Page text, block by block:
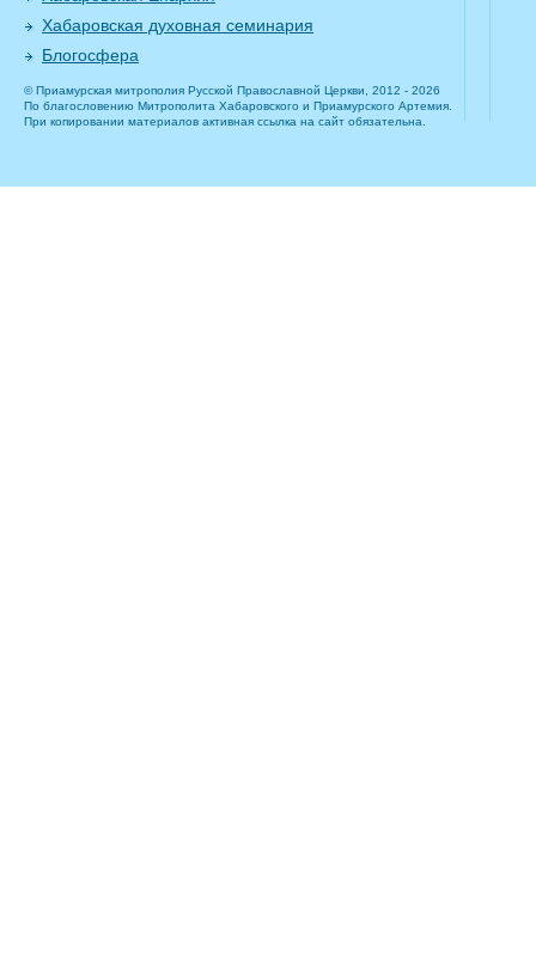
Хабаровская духовная семинария
Блогосфера
© Приамурская митрополия Русской Православной Церкви, 2012 - 2026
По благословению Митрополита Хабаровского и Приамурского Артемия.
При копировании материалов активная ссылка на сайт обязательна.